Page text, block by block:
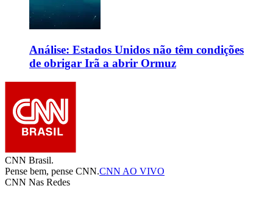
Análise: Estados Unidos não têm condições
de obrigar Irã a abrir Ormuz
CNN Brasil.
Pense bem, pense CNN.CNN AO VIVO
CNN Nas Redes